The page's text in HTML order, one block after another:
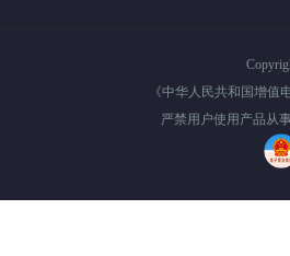
《中华人民共和国增值
严禁用户使用产品从